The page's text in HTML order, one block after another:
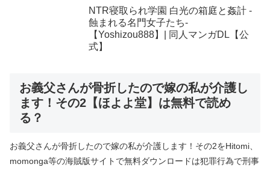
NTR寝取られ学園 白光の箱庭と姦計 -
蝕まれる名門女子たち-
【Yoshizou888】| 同人マンガDL【公
式】
お義父さんが骨折したので嫁の私が介護し
ます！その2【ほよよ堂】は無料で読め
る？
お義父さんが骨折したので嫁の私が介護します！その2をHitomi、
momonga等の海賊版サイトで無料ダウンロードは犯罪行為で刑事